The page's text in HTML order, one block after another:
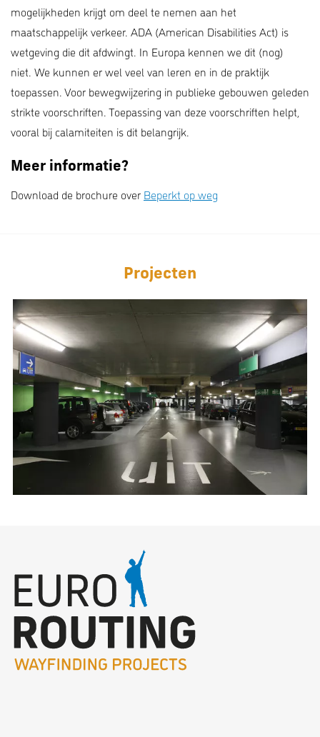
mogelijkheden krijgt om deel te nemen aan het
maatschappelijk verkeer. ADA (American Disabilities Act) is
wetgeving die dit afdwingt. In Europa kennen we dit (nog)
niet. We kunnen er wel veel van leren en in de praktijk
toepassen. Voor bewegwijzering in publieke gebouwen geleden
strikte voorschriften. Toepassing van deze voorschriften helpt,
vooral bij calamiteiten is dit belangrijk.
Meer informatie?
Download de brochure over Beperkt op weg
Projecten